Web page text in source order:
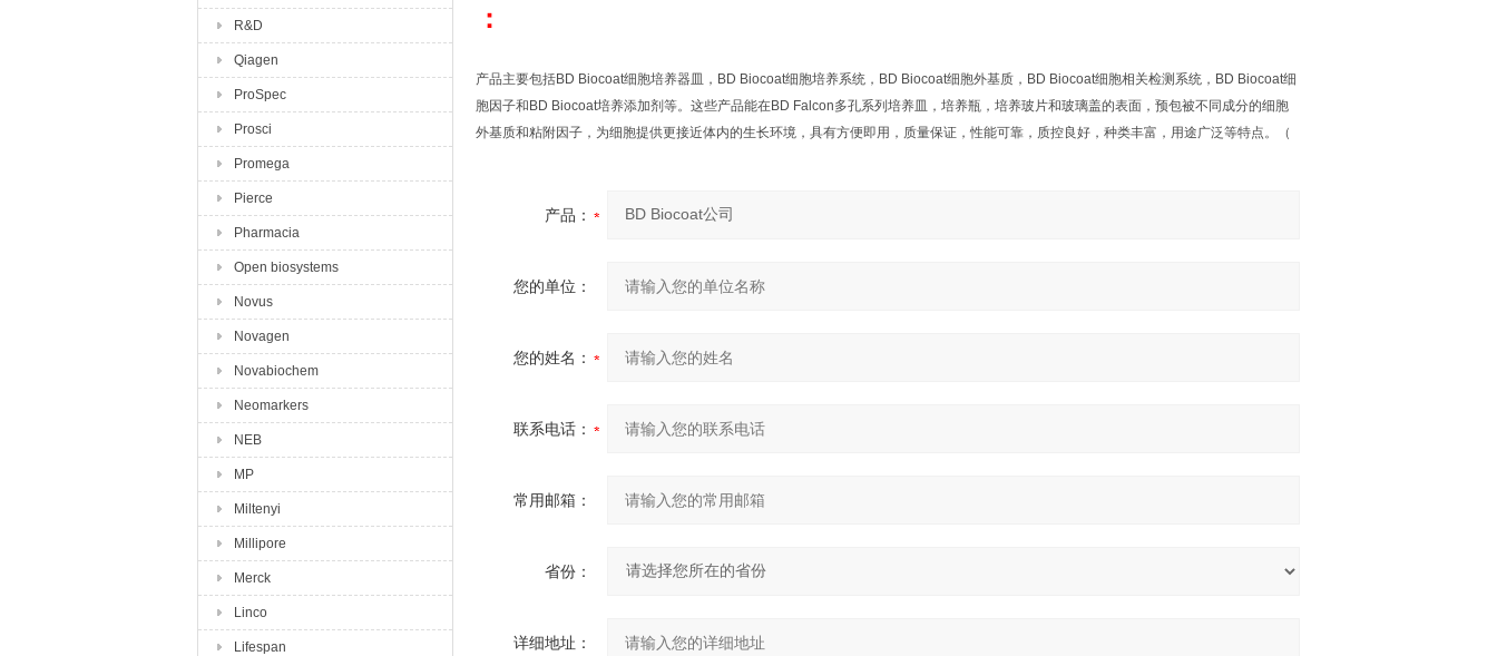
R&D
Qiagen
ProSpec
Prosci
Promega
Pierce
Pharmacia
Open biosystems
Novus
Novagen
Novabiochem
Neomarkers
NEB
MP
Miltenyi
Millipore
Merck
Linco
Lifespan
：
产品主要包括BD Biocoat细胞培养器皿， BD Biocoat细胞培养系统， BD Biocoat细胞外基质， BD Biocoat细胞相关检测系统， BD Biocoat细
胞因子和 BD Biocoat培养添加剂等。这些产品能在BD Falcon多孔系列培养皿，培养瓶，培养玻片和玻璃盖的表面，预包被不同成分的细胞
外基质和粘附因子，为细胞提供更接近体内的生长环境，具有方便即用，质量保证，性能可靠，质控良好，种类丰富，用途广泛等特点。（
产品：
您的单位：
您的姓名：
联系电话：
常用邮箱：
省份：
详细地址：